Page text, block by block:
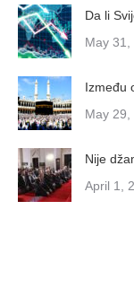
Da li
May 31,
Između
May 29,
Nije
April 1,